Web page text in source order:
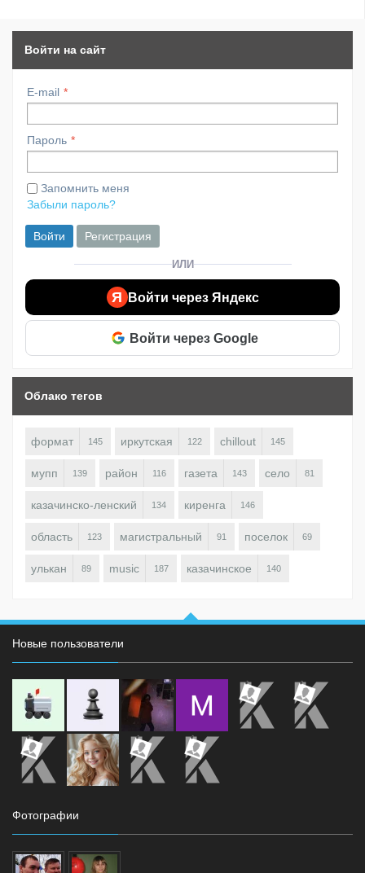
Войти на сайт
E-mail
Пароль
Запомнить меня
Забыли пароль?
Войти Регистрация
ИЛИ
Я Войти через Яндекс
Войти через Google
Облако тегов
формат 145 иркутская 122 chillout 145
мупп 139 район 116 газета 143 село 81
казачинско-ленский 134 киренга 146
область 123 магистральный 91 поселок 69
улькан 89 music 187 казачинское 140
Новые пользователи
Фотографии